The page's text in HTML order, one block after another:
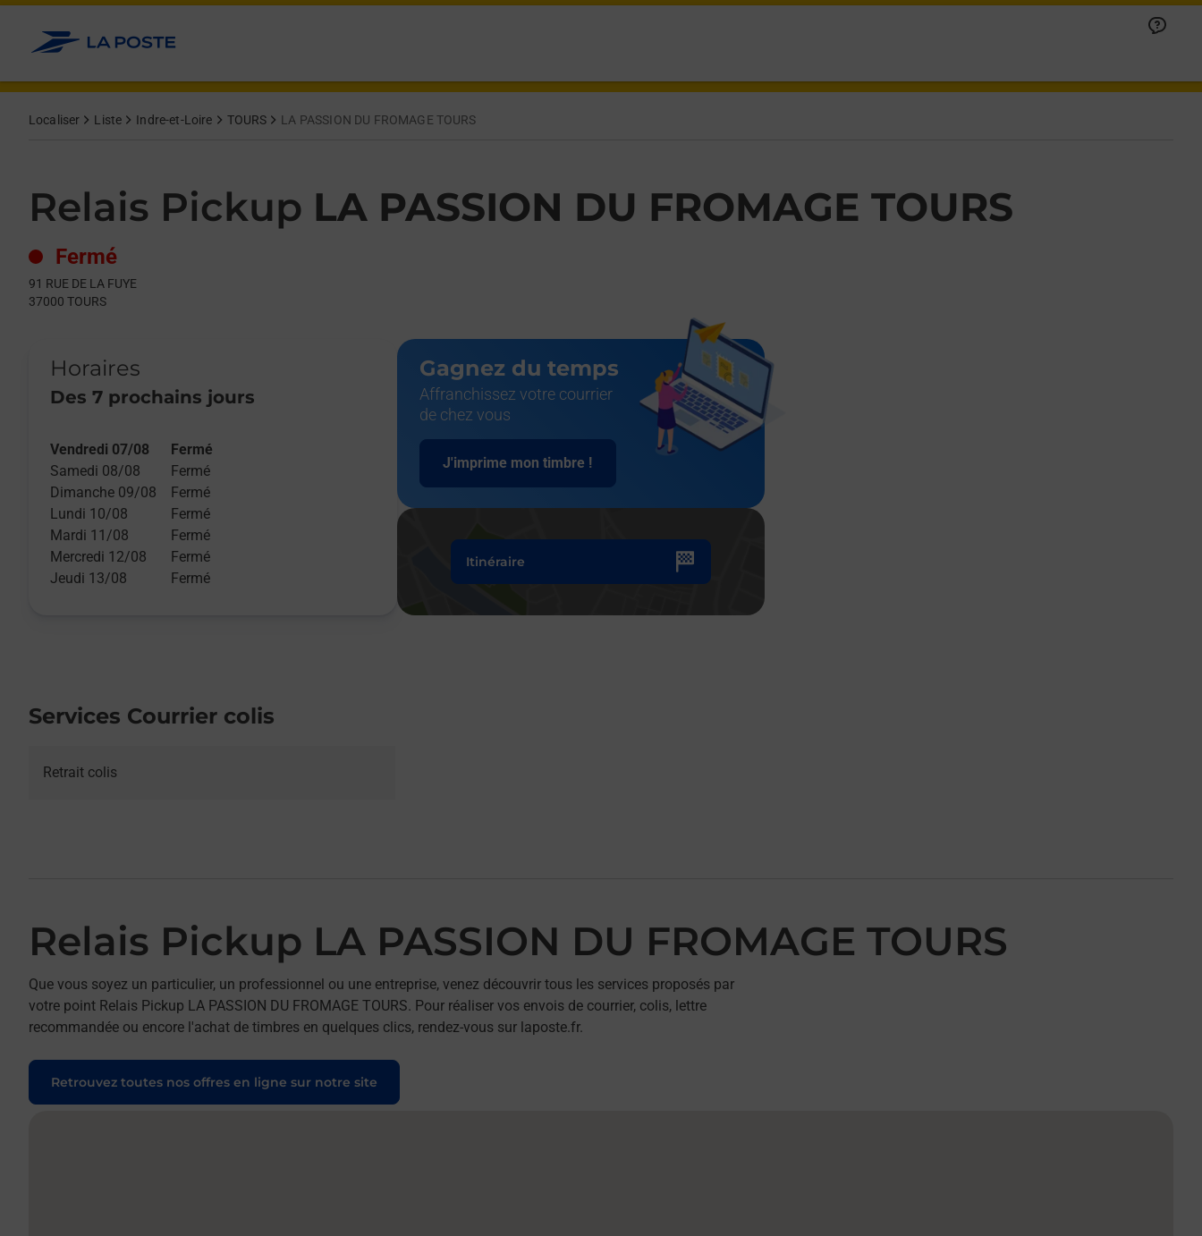
Allez au contenu
Localiser Liste Indre-et-Loire TOURS LA PASSION DU FROMAGE TOURS
Relais Pickup LA PASSION DU FROMAGE TOURS
Fermé
91 RUE DE LA FUYE
37000 TOURS
Horaires
Des 7 prochains jours
Day of the WeekHours
Vendredi 07/08
Fermé
Samedi 08/08
Fermé
Dimanche 09/08
Fermé
Lundi 10/08
Fermé
Mardi 11/08
Fermé
Mercredi 12/08
Fermé
Jeudi 13/08
Fermé
Gagnez du temps
Affranchissez votre courrier
de chez vous
J'imprime mon timbre !
Itinéraire
Services Courrier colis
Retrait colis
Relais Pickup LA PASSION DU FROMAGE TOURS
Que vous soyez un particulier, un professionnel ou une entreprise, venez découvrir tous les services proposés par
votre point Relais Pickup LA PASSION DU FROMAGE TOURS. Pour réaliser vos envois de courrier, colis, lettre
recommandée ou encore l'achat de timbres en quelques clics, rendez-vous sur laposte.fr.
Retrouvez toutes nos offres en ligne sur notre site
Get directions to Relais Pickup at 91 RUE DE LA FUYE TOURS,
lien s'ouvre dans un nouvel onglet